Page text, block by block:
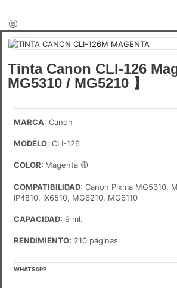
Tinta Canon CLI-126
MG5310 / MG5210 】
MARCA: Canon
MODELO: CLI-126
COLOR: Magenta 🔴
COMPATIBILIDAD: Canon Pixma MG5310,
IP4810, IX6510, MG6210, MG6110
CAPACIDAD: 9 ml.
RENDIMIENTO: 210 páginas.
WHATSAPP